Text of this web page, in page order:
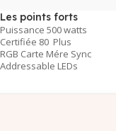
Les points forts
Puissance 500 watts
Certifiée 80 Plus
RGB Carte Mére Sync
Addressable LEDs